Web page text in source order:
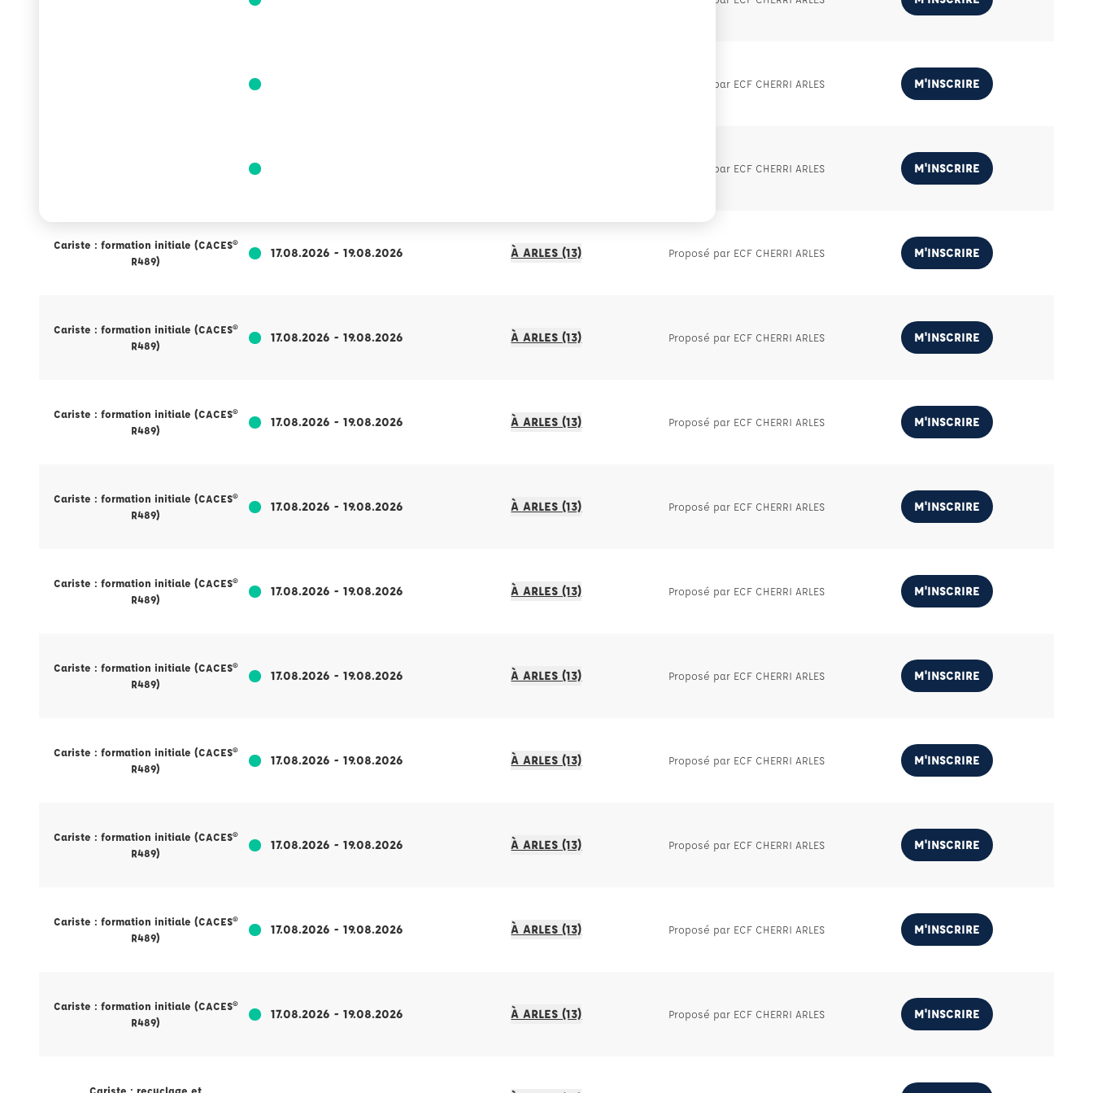
Proposé par ECF CHERRI ARLES M'INSCRIRE
Proposé par ECF CHERRI ARLES M'INSCRIRE
Cariste : formation initiale (CACES®
R489)
17.08.2026 - 19.08.2026 À ARLES (13) Proposé par ECF CHERRI ARLES M'INSCRIRE
Cariste : formation initiale (CACES®
R489)
17.08.2026 - 19.08.2026 À ARLES (13) Proposé par ECF CHERRI ARLES M'INSCRIRE
Cariste : formation initiale (CACES®
R489)
17.08.2026 - 19.08.2026 À ARLES (13) Proposé par ECF CHERRI ARLES M'INSCRIRE
Cariste : formation initiale (CACES®
R489)
17.08.2026 - 19.08.2026 À ARLES (13) Proposé par ECF CHERRI ARLES M'INSCRIRE
Cariste : formation initiale (CACES®
R489)
17.08.2026 - 19.08.2026 À ARLES (13) Proposé par ECF CHERRI ARLES M'INSCRIRE
Cariste : formation initiale (CACES®
R489)
17.08.2026 - 19.08.2026 À ARLES (13) Proposé par ECF CHERRI ARLES M'INSCRIRE
Cariste : formation initiale (CACES®
R489)
17.08.2026 - 19.08.2026 À ARLES (13) Proposé par ECF CHERRI ARLES M'INSCRIRE
Cariste : formation initiale (CACES®
R489)
17.08.2026 - 19.08.2026 À ARLES (13) Proposé par ECF CHERRI ARLES M'INSCRIRE
Cariste : formation initiale (CACES®
R489)
17.08.2026 - 19.08.2026 À ARLES (13) Proposé par ECF CHERRI ARLES M'INSCRIRE
Cariste : formation initiale (CACES®
R489)
17.08.2026 - 19.08.2026 À ARLES (13) Proposé par ECF CHERRI ARLES M'INSCRIRE
Cariste : recyclage et